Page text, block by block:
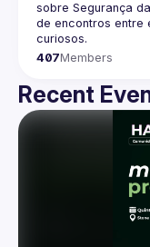
sobre Segurança
de encontros entre
407Members
Recent